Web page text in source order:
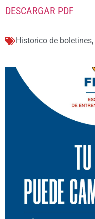
DESCARGAR PDF
Historico de boletines,